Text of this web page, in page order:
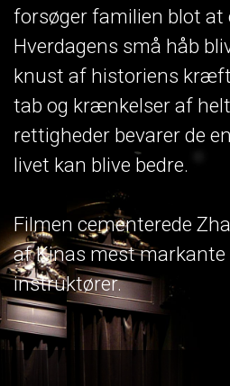
forsøger familien blot at
Hverdagens små håb
knust af historiens
tab og krænkelser af
rettigheder bevarer de
livet kan blive bedre.
Filmen cementerede
af Kinas mest markante
instruktører.